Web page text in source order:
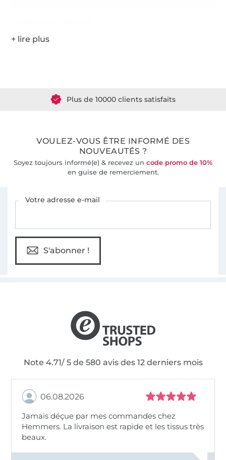
Plus de 10000 clients satisfaits
VOULEZ-VOUS ÊTRE INFORMÉ DES
NOUVEAUTÉS ?
Soyez toujours informé(e) & recevez un code promo de 10%
en guise de remerciement.
Votre adresse e-mail
S'abonner !
Note 4.71/ 5 de 580 avis des 12 derniers mois
06.08.2026
Jamais déçue par mes commandes chez
Hemmers. La livraison est rapide et les tissus très
beaux.